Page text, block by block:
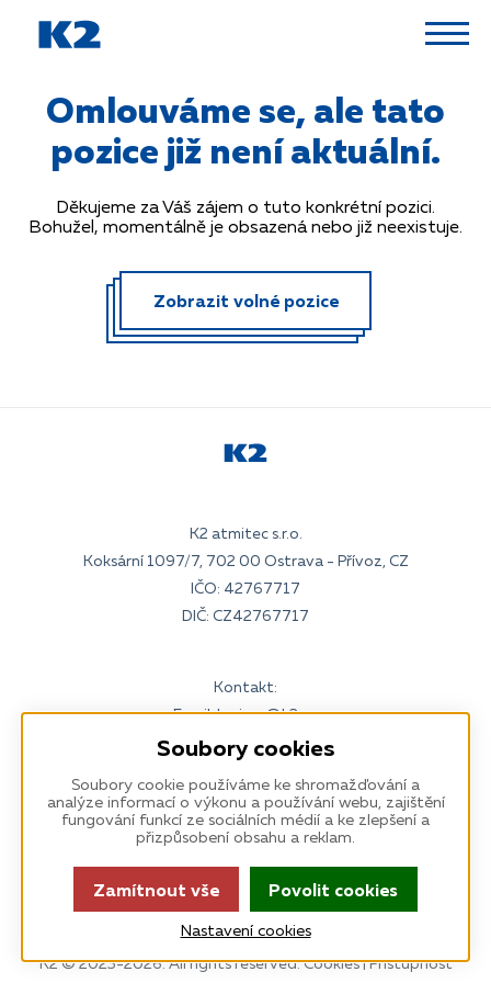
Omlouváme se, ale tato
pozice již není aktuální.
Děkujeme za Váš zájem o tuto konkrétní pozici.
Bohužel, momentálně je obsazená nebo již neexistuje.
Zobrazit volné pozice
K2 atmitec s.r.o.
Koksární 1097/7, 702 00 Ostrava - Přívoz, CZ
IČO: 42767717
DIČ: CZ42767717
Kontakt:
Email:kariera@k2.cz
Tel: 595 135 111 (7:30–16:30)
Odběr k newsletteru: Zůstaňme ve spojení
K2 © 2023-2026. All rights reserved.Cookies|Přístupnost
Soubory cookies
Soubory cookie používáme ke shromažďování a
analýze informací o výkonu a používání webu, zajištění
fungování funkcí ze sociálních médií a ke zlepšení a
přizpůsobení obsahu a reklam.
Zamítnout vše Povolit cookies
Nastavení cookies